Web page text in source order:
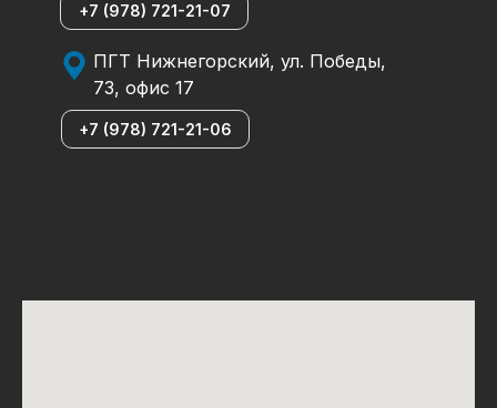
ПГТ Нижнегорский, ул. Победы,
73, офис 17
+7 (978) 721-21-06
+7 (978) 721-21-07